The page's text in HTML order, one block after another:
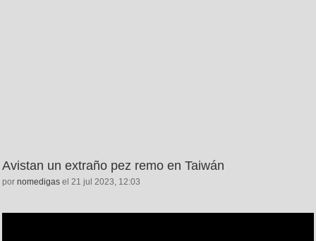
Avistan un extraño pez remo en Taiwán
por nomedigas el 21 jul 2023, 12:03